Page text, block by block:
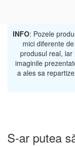
INFO: Pozele
mici diferente
produsul real,
imaginile
a ales sa
S-ar putea